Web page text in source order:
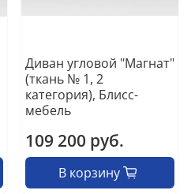
Диван угловой "Магнат"
(ткань № 1, 2
категория), Блисс-
мебель
109 200 руб.
В корзину